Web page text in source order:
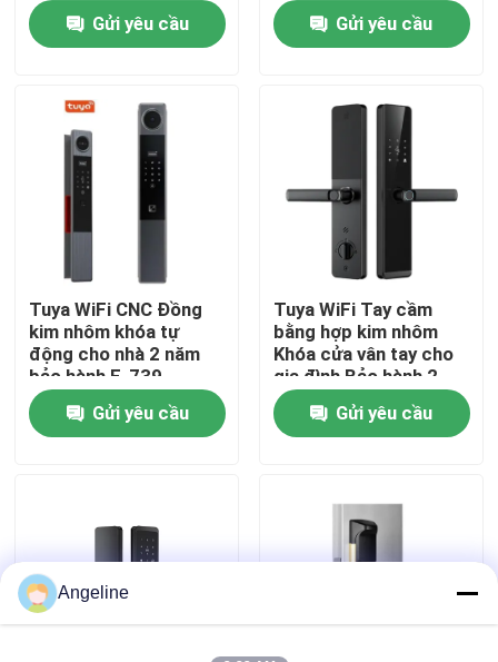
Nhà
Video
Về chúng tôi
Tham quan nhà máy
Kiểm soát chất lượng
Tin tức
Yêu cầu báo giá
Gửi yêu cầu
Gửi yêu cầu
Tuya WiFi CNC Đồng
kim nhôm khóa tự
động cho nhà 2 năm
bảo hành,E-739
Gửi yêu cầu
Tuya WiFi Tay cầm
bằng hợp kim nhôm
Khóa cửa vân tay cho
gia đình Bảo hành 2
năm, E-599
Gửi yêu cầu
Angeline